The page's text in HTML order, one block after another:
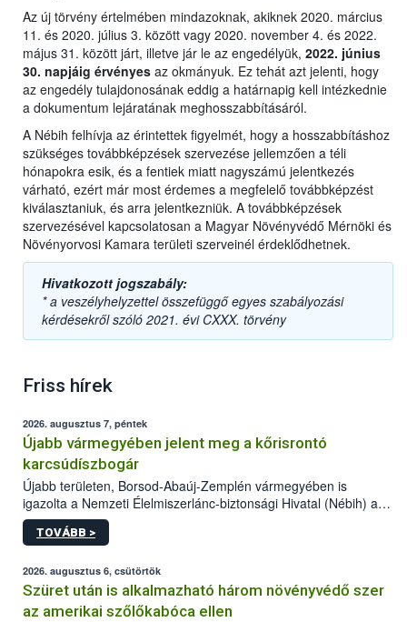
Az új törvény értelmében mindazoknak, akiknek 2020. március
11. és 2020. július 3. között vagy 2020. november 4. és 2022.
május 31. között járt, illetve jár le az engedélyük, 2022. június
30. napjáig érvényes az okmányuk. Ez tehát azt jelenti, hogy
az engedély tulajdonosának eddig a határnapig kell intézkednie
a dokumentum lejáratának meghosszabbításáról.
A Nébih felhívja az érintettek figyelmét, hogy a hosszabbításhoz
szükséges továbbképzések szervezése jellemzően a téli
hónapokra esik, és a fentiek miatt nagyszámú jelentkezés
várható, ezért már most érdemes a megfelelő továbbképzést
kiválasztaniuk, és arra jelentkezniük. A továbbképzések
szervezésével kapcsolatosan a Magyar Növényvédő Mérnöki és
Növényorvosi Kamara területi szerveinél érdeklődhetnek.
Hivatkozott jogszabály:
* a veszélyhelyzettel összefüggő egyes szabályozási
kérdésekről szóló 2021. évi CXXX. törvény
Friss hírek
2026. augusztus 7, péntek
Újabb vármegyében jelent meg a kőrisrontó
karcsúdíszbogár
Újabb területen, Borsod-Abaúj-Zemplén vármegyében is
igazolta a Nemzeti Élelmiszerlánc-biztonsági Hivatal (Nébih) a
kőrisrontó karcsúdíszbogár (Agrilus planipennis) jelenlétét. A
kártevőt nem csak színcsapdában találták meg, de már fertőzött
az intenzív felderítést, emellett az intézkedéseket a szlovák
hatósággal is összehangolják a terjedés megállítása érdekében.
TOVÁBB >
2026. augusztus 6, csütörtök
Szüret után is alkalmazható három növényvédő szer
az amerikai szőlőkabóca ellen